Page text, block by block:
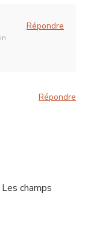
Répondre
Répondre
Les champs